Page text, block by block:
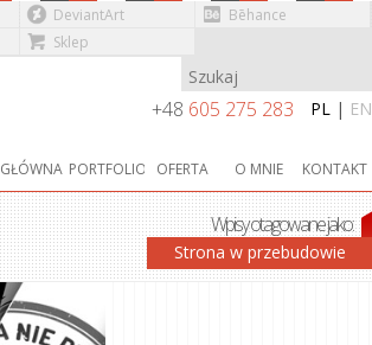
DeviantArt
Bēhance
Sklep
+48 605 275 283 PL | EN
GŁÓWNA PORTFOLIO OFERTA O MNIE KONTAKT
Strona w przebudowie
Wpisy otagowane jako:
NADRUK